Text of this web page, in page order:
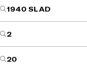
1940 SL AD
2
20